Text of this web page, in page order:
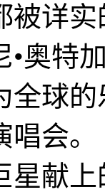
被详
•奥特
全球
唱会
星献